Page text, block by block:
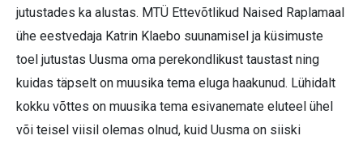
jutustades ka alustas. MTÜ Ettevõtlikud Naised Raplamaal
ühe eestvedaja Katrin Klaebo suunamisel ja küsimuste
toel jutustas Uusma oma perekondlikust taustast ning
kuidas täpselt on muusika tema eluga haakunud. Lühidalt
kokku võttes on muusika tema esivanemate eluteel ühel
või teisel viisil olemas olnud, kuid Uusma on siiski